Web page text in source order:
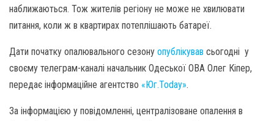
наближаються. Тож жителів регіону не може не хвилювати
питання, коли ж в квартирах потеплішають батареї.
Дати початку опалювального сезону опублікував сьогодні у
своєму телеграм-каналі начальник Одеської ОВА Олег Кіпер,
передає інформаційне агентство «Юг.Today».
За інформацією у повідомленні, централізоване опалення в